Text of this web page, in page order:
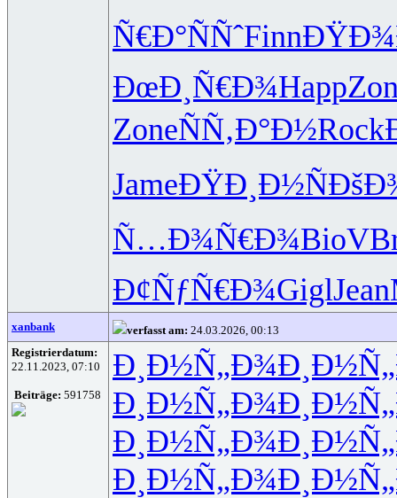
Ñ€Ð°ÑÑˆFinn
ÐœÐ¸Ñ€Ð¾Happ
ZoneÑÑ‚Ð°Ð½Rock
JameÐŸÐ¸Ð½Ñ
Ñ…Ð¾Ñ€Ð¾BioV
Ð¢ÑƒÑ€Ð¾GiglJean
xanbank verfasst am: 24.03.2026, 00:13
Registrierdatum:
22.11.2023, 07:10
Beiträge: 591758
Ð¸Ð½Ñ„Ð¾
Ð¸Ð½Ñ„Ð¾
Ð¸Ð½Ñ„Ð¾
Ð¸Ð½Ñ„Ð¾